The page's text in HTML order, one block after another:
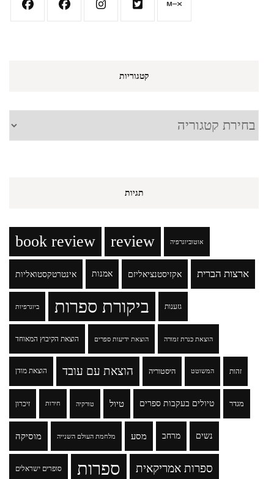
קטגוריות
קטגוריות
תגיות
book review review אוטוביוגרפיה
אינטרטקסטואליות אמנות אקזיסטנציאליזם ארצות הברית
ביוגרפיות ביקורת ספרות גזענות
הוצאת הקיבוץ המאוחד הוצאת ידיעות ספרים הוצאת כנרת זמורה
הוצאת מודן הוצאת עם עובד היסטוריה המשוטט זהות
זיכרון חירות טורקיה טיול טיולים בעקבות ספרים מגדר
מוסיקה מלחמת העולם השנייה מסע מרחב נשים
סופרים ישראלים ספרות ספרות אמריקאית